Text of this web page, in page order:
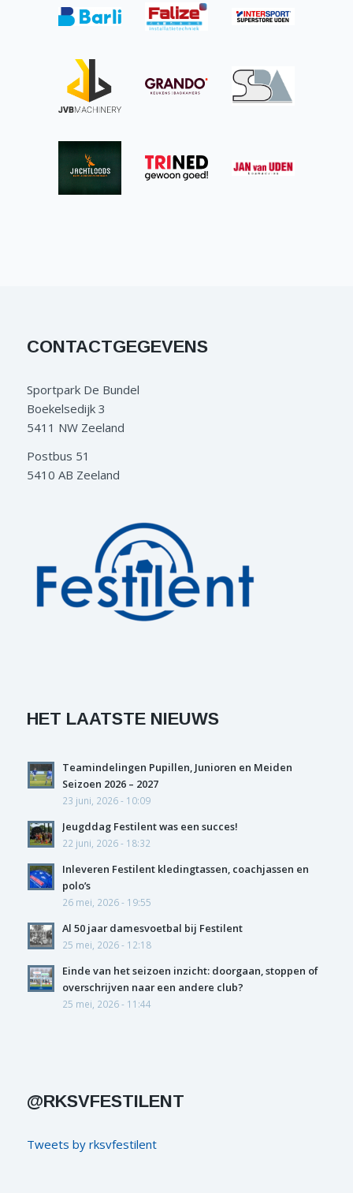
CONTACTGEGEVENS
Sportpark De Bundel
Boekelsedijk 3
5411 NW Zeeland
Postbus 51
5410 AB Zeeland
HET LAATSTE NIEUWS
Teamindelingen Pupillen, Junioren en Meiden
Seizoen 2026 – 2027
23 juni, 2026 - 10:09
Jeugddag Festilent was een succes!
22 juni, 2026 - 18:32
Inleveren Festilent kledingtassen, coachjassen en
polo’s
26 mei, 2026 - 19:55
Al 50 jaar damesvoetbal bij Festilent
25 mei, 2026 - 12:18
Einde van het seizoen inzicht: doorgaan, stoppen of
overschrijven naar een andere club?
25 mei, 2026 - 11:44
@RKSVFESTILENT
Tweets by rksvfestilent